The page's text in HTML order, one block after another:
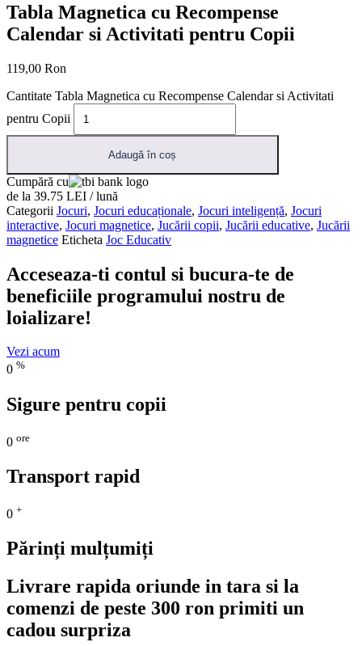
Tabla Magnetica cu Recompense
Calendar si Activitati pentru Copii
119,00 Ron
Cantitate Tabla Magnetica cu Recompense Calendar si Activitati
pentru Copii
Adaugă în coș
Cumpără cu
de la 39.75 LEI / lună
Categorii Jocuri, Jocuri educaționale, Jocuri inteligență, Jocuri
interactive, Jocuri magnetice, Jucării copii, Jucării educative, Jucării
magnetice Eticheta Joc Educativ
Acceseaza-ti contul si bucura-te de
beneficiile programului nostru de
loializare!
Vezi acum
0 %
Sigure pentru copii
0 ore
Transport rapid
0 +
Părinți mulțumiți
Livrare rapida oriunde in tara si la
comenzi de peste 300 ron primiti un
cadou surpriza